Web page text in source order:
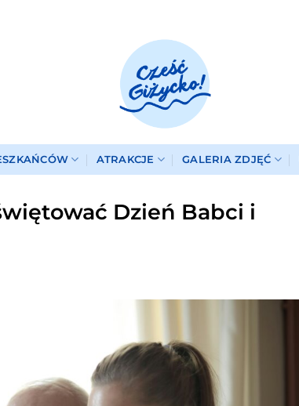
ATRAKCJE GALERIA ZDJĘĆ
Dzień Babci i